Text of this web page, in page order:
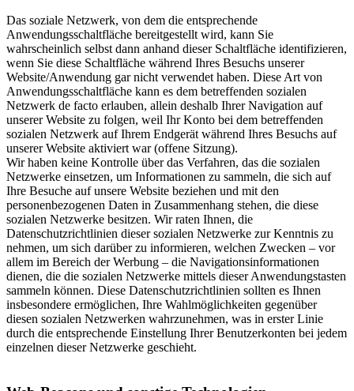
Das soziale Netzwerk, von dem die entsprechende
Anwendungsschaltfläche bereitgestellt wird, kann Sie
wahrscheinlich selbst dann anhand dieser Schaltfläche identifizieren,
wenn Sie diese Schaltfläche während Ihres Besuchs unserer
Website/Anwendung gar nicht verwendet haben. Diese Art von
Anwendungsschaltfläche kann es dem betreffenden sozialen
Netzwerk de facto erlauben, allein deshalb Ihrer Navigation auf
unserer Website zu folgen, weil Ihr Konto bei dem betreffenden
sozialen Netzwerk auf Ihrem Endgerät während Ihres Besuchs auf
unserer Website aktiviert war (offene Sitzung).
Wir haben keine Kontrolle über das Verfahren, das die sozialen
Netzwerke einsetzen, um Informationen zu sammeln, die sich auf
Ihre Besuche auf unsere Website beziehen und mit den
personenbezogenen Daten in Zusammenhang stehen, die diese
sozialen Netzwerke besitzen. Wir raten Ihnen, die
Datenschutzrichtlinien dieser sozialen Netzwerke zur Kenntnis zu
nehmen, um sich darüber zu informieren, welchen Zwecken – vor
allem im Bereich der Werbung – die Navigationsinformationen
dienen, die die sozialen Netzwerke mittels dieser Anwendungstasten
sammeln können. Diese Datenschutzrichtlinien sollten es Ihnen
insbesondere ermöglichen, Ihre Wahlmöglichkeiten gegenüber
diesen sozialen Netzwerken wahrzunehmen, was in erster Linie
durch die entsprechende Einstellung Ihrer Benutzerkonten bei jedem
einzelnen dieser Netzwerke geschieht.